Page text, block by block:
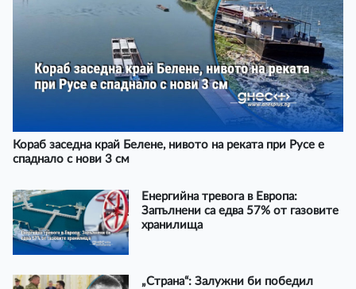
Кораб заседна край Белене, нивото на реката при Русе е
спаднало с нови 3 см
Енергийна тревога в Европа:
Запълнени са едва 57% от газовите
хранилища
„Страна“: Залужни би победил